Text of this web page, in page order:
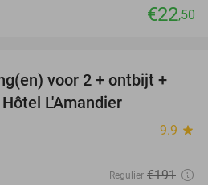
€22,50
32%
voor 2 + ontbijt +
L'Amandier
9.9 star
Regulier €191